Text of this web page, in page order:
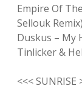
Empire Of
Sellouk Remix)
Duskus – My
Tinlicker &
<<< SUNRISE